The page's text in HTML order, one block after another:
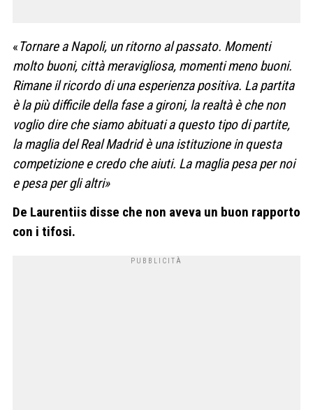
«Tornare a Napoli, un ritorno al passato. Momenti
molto buoni, città meravigliosa, momenti meno buoni.
Rimane il ricordo di una esperienza positiva. La partita
è la più difficile della fase a gironi, la realtà è che non
voglio dire che siamo abituati a questo tipo di partite,
la maglia del Real Madrid è una istituzione in questa
competizione e credo che aiuti. La maglia pesa per noi
e pesa per gli altri»
De Laurentiis disse che non aveva un buon rapporto
con i tifosi.